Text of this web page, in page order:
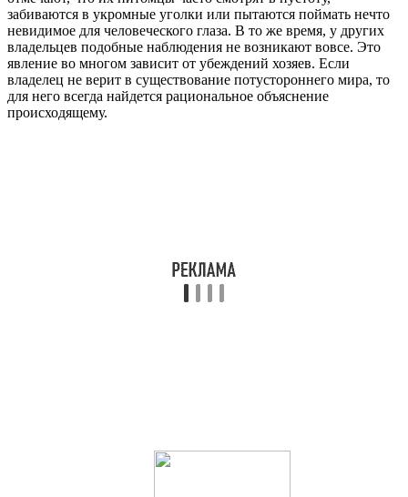
забиваются в укромные уголки или пытаются поймать нечто
невидимое для человеческого глаза. В то же время, у других
владельцев подобные наблюдения не возникают вовсе. Это
явление во многом зависит от убеждений хозяев. Если
владелец не верит в существование потустороннего мира, то
для него всегда найдется рациональное объяснение
происходящему.